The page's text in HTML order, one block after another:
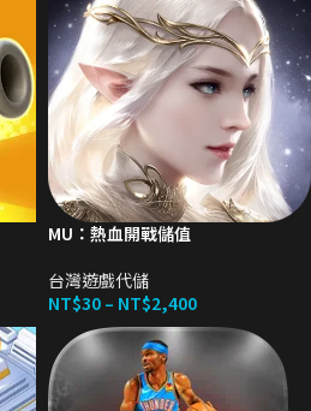
MU：熱血開戰儲值
台灣遊戲代儲
NT$30 – NT$2,400